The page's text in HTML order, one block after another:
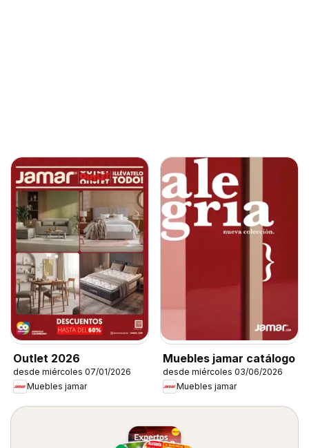
Outlet 2026
desde miércoles 07/01/2026
Muebles jamar
Muebles jamar catálogo
desde miércoles 03/06/2026
Muebles jamar